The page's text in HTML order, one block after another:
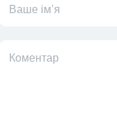
Ваше ім’я
Коментар